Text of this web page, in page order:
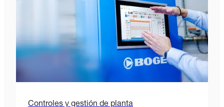
Controles y gestión de planta